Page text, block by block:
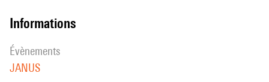
informations
évènements
JANUS